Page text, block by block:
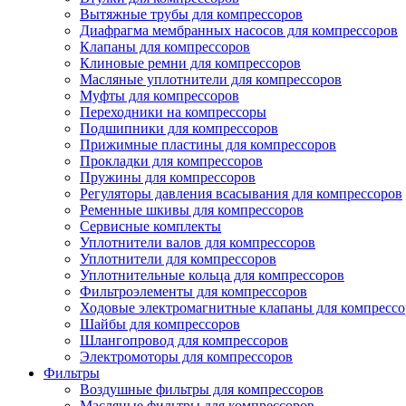
Вытяжные трубы для компрессоров
Диафрагма мембранных насосов для компрессоров
Клапаны для компрессоров
Клиновые ремни для компрессоров
Масляные уплотнители для компрессоров
Муфты для компрессоров
Переходники на компрессоры
Подшипники для компрессоров
Прижимные пластины для компрессоров
Прокладки для компрессоров
Пружины для компрессоров
Регуляторы давления всасывания для компрессоров
Ременные шкивы для компрессоров
Сервисные комплекты
Уплотнители валов для компрессоров
Уплотнители для компрессоров
Уплотнительные кольца для компрессоров
Фильтроэлементы для компрессоров
Ходовые электромагнитные клапаны для
Шайбы для компрессоров
Шлангопровод для компрессоров
Электромоторы для компрессоров
Фильтры
Воздушные фильтры для компрессоров